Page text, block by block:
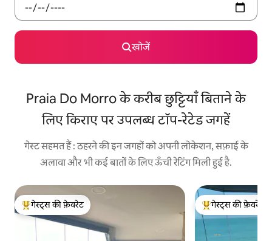
खोजें
Praia Do Morro के करीब छुट्टियाँ बिताने के
लिए किराए पर उपलब्ध टॉप-रेटेड जगहें
गेस्ट सहमत हैं : ठहरने की इन जगहों को अपनी लोकेशन, सफ़ाई के
अलावा और भी कई बातों के लिए ऊँची रेटिंग मिली हुई है.
गेस्ट्स का टॉप फ़ेवरेट
गेस्ट्स की फ़ेवरेट
गेस्ट्स का टॉप फ़ेवरेट
गेस्ट्स की फ़ेवरेट